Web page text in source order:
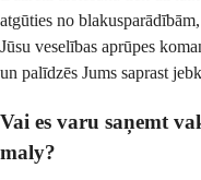
atgūties no
Jūsu veselības aprūpes
un palīdzēs Jums saprast
Vai es varu saņemt
maly?